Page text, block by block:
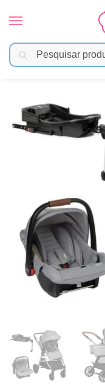
Início Passeio / Carrinho /